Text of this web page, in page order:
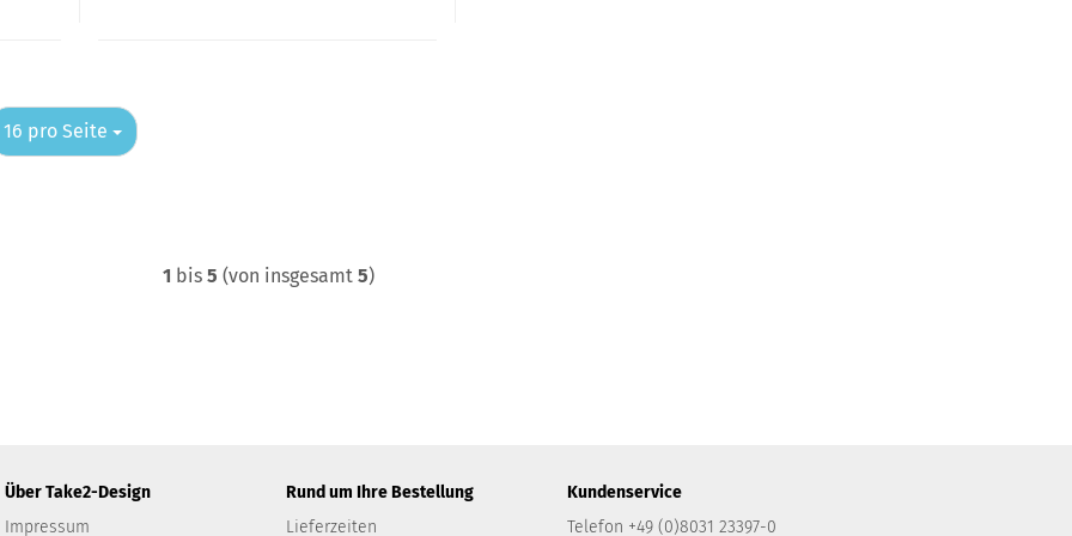
16 pro Seite
pro Seite
1 bis 5 (von insgesamt 5)
Über Take2-Design
Impressum
Rund um Ihre Bestellung
Lieferzeiten
Kundenservice
Telefon +49 (0)8031 23397-0